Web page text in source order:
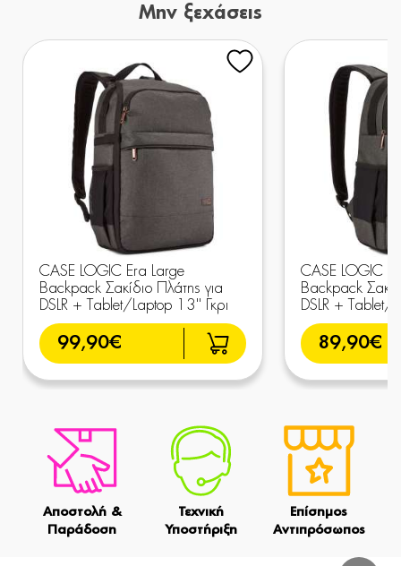
Μην ξεχάσεις
CASE LOGIC Era Large
Backpack Σακίδιο Πλάτης για
DSLR + Tablet/Laptop 13'' Γκρι
99,90€
CASE LOGIC
Backpack
DSLR + Tablet/
89,90€
Αποστολή &
Παράδοση
Τεχνική
Υποστήριξη
Επίσημος
Αντιπρόσωπος